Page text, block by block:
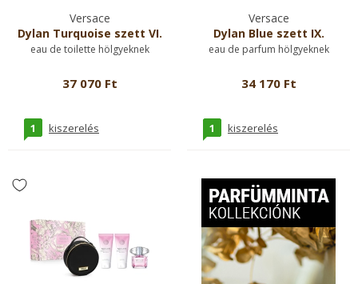
Versace
Dylan Turquoise szett VI.
eau de toilette hölgyeknek
37 070 Ft
1 kiszerelés
Versace
Dylan Blue szett IX.
eau de parfum hölgyeknek
34 170 Ft
1 kiszerelés